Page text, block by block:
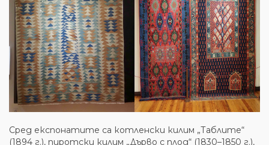
Сред експонатите са котленски килим „Таблите“
(1894 г.), пиротски килим „Дърво с плод“ (1830–1850 г.),